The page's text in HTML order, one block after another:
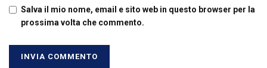
Salva il mio nome, email e sito web in questo browser per la
prossima volta che commento.